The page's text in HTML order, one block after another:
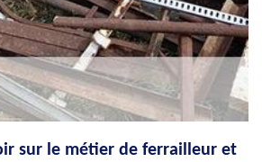
sur le métier de ferrailleur et